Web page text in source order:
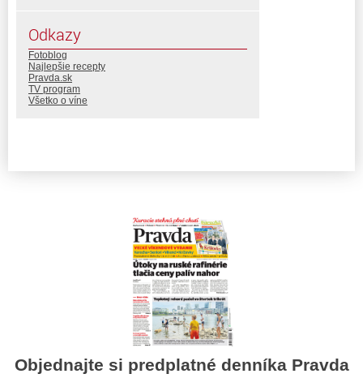
Odkazy
Fotoblog
Najlepšie recepty
Pravda.sk
TV program
Všetko o víne
Objednajte si predplatné denníka Pravda